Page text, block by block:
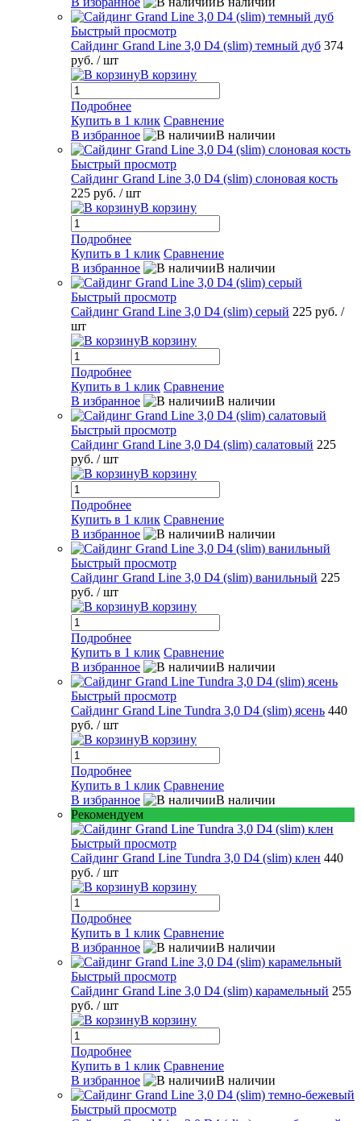
Быстрый просмотр
Сайдинг Grand Line 3,0 D4 (slim) темный дуб 374
руб. / шт
В корзину
Подробнее
Купить в 1 клик Сравнение
В избранное
В наличии
Быстрый просмотр
Сайдинг Grand Line 3,0 D4 (slim) слоновая кость
225 руб. / шт
В корзину
Подробнее
Купить в 1 клик Сравнение
В избранное
В наличии
Быстрый просмотр
Сайдинг Grand Line 3,0 D4 (slim) серый 225 руб. /
шт
В корзину
Подробнее
Купить в 1 клик Сравнение
В избранное
В наличии
Быстрый просмотр
Сайдинг Grand Line 3,0 D4 (slim) салатовый 225
руб. / шт
В корзину
Подробнее
Купить в 1 клик Сравнение
В избранное
В наличии
Быстрый просмотр
Сайдинг Grand Line 3,0 D4 (slim) ванильный 225
руб. / шт
В корзину
Подробнее
Купить в 1 клик Сравнение
В избранное
В наличии
Быстрый просмотр
Сайдинг Grand Line Tundra 3,0 D4 (slim) ясень 440
руб. / шт
В корзину
Подробнее
Купить в 1 клик Сравнение
В избранное
В наличии
Рекомендуем
Быстрый просмотр
Сайдинг Grand Line Tundra 3,0 D4 (slim) клен 440
руб. / шт
В корзину
Подробнее
Купить в 1 клик Сравнение
В избранное
В наличии
Быстрый просмотр
Сайдинг Grand Line 3,0 D4 (slim) карамельный 255
руб. / шт
В корзину
Подробнее
Купить в 1 клик Сравнение
В избранное
В наличии
Быстрый просмотр